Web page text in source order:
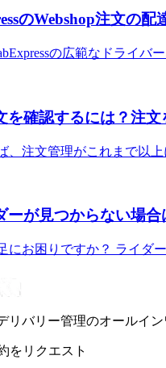
のWebshop注文の配
の広範なドライバ
を確認するには？注
、注文管理がこれまで以
ーが見つからない場
にお困りですか？ ライダ
リバリー管理のオールイ
をリクエスト